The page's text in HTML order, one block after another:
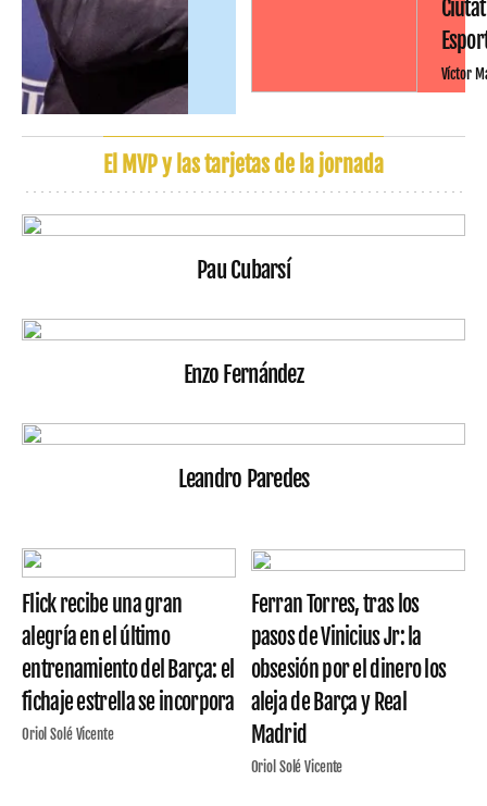
Ciutat
Víctor
El MVP y las tarjetas de la jornada
Pau Cubarsí
Enzo Fernández
Leandro Paredes
Flick recibe una gran
alegría en el último
entrenamiento del Barça: el
fichaje estrella se incorpora
Oriol Solé Vicente
Ferran Torres, tras los
pasos de Vinicius Jr: la
obsesión por el dinero los
aleja de Barça y Real
Madrid
Oriol Solé Vicente